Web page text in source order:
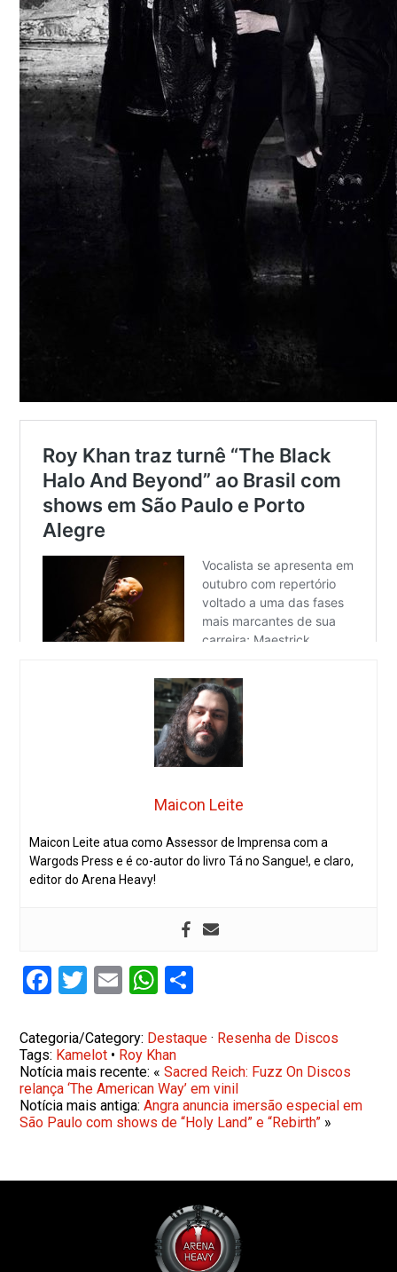
Maicon Leite
Maicon Leite atua como Assessor de Imprensa com a
Wargods Press e é co-autor do livro Tá no Sangue!, e claro,
editor do Arena Heavy!
Facebook
Twitter
EmailWhatsApp
Categoria/Category: Destaque · Resenha de Discos
Tags: Kamelot • Roy Khan
Notícia mais recente: «Sacred Reich: Fuzz On Discos
relança ‘The American Way’ em vinil
Notícia mais antiga:Angra anuncia imersão especial em
São Paulo com shows de “Holy Land” e “Rebirth” »